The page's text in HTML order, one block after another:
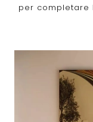
per completare